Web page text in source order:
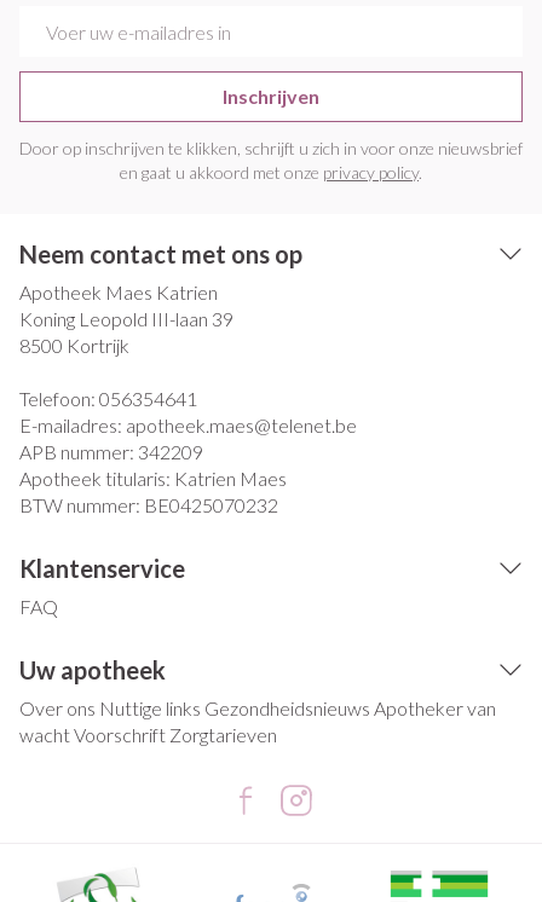
Inschrijven
Door op inschrijven te klikken, schrijft u zich in voor onze nieuwsbrief
en gaat u akkoord met onze privacy policy.
Neem contact met ons op
Apotheek Maes Katrien
Koning Leopold III-laan 39
8500 Kortrijk
Telefoon: 056354641
E-mailadres: apotheek.maes@telenet.be
APB nummer: 342209
Apotheek titularis: Katrien Maes
BTW nummer: BE0425070232
Klantenservice
FAQ
Uw apotheek
Over ons Nuttige links Gezondheidsnieuws Apotheker van
wachtVoorschrift Zorgtarieven